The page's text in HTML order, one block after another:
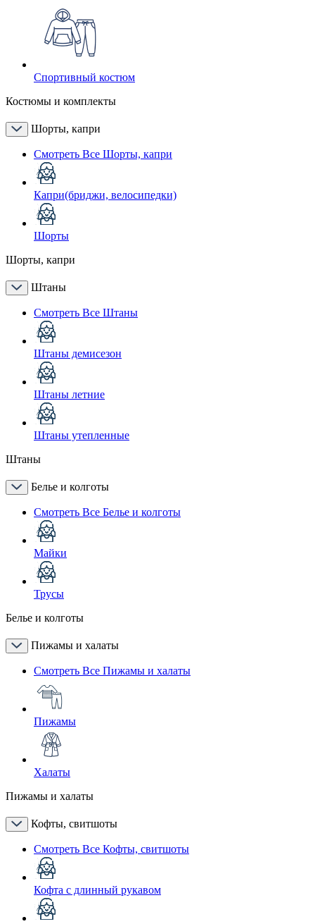
Спортивный костюм
Костюмы и комплекты
Шорты, капри
Смотреть Все Шорты, капри
Капри(бриджи, велосипедки)
Шорты
Шорты, капри
Штаны
Смотреть Все Штаны
Штаны демисезон
Штаны летние
Штаны утепленные
Штаны
Белье и колготы
Смотреть Все Белье и колготы
Майки
Трусы
Белье и колготы
Пижамы и халаты
Смотреть Все Пижамы и халаты
Пижамы
Халаты
Пижамы и халаты
Кофты, свитшоты
Смотреть Все Кофты, свитшоты
Кофта с длинный рукавом